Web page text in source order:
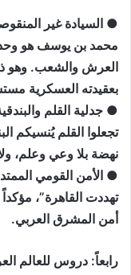
● السيادة غير
محمد بن يوسف هو وحدة
العرش والشعب. وهو
بعقيدته العسكرية
● جدلية القلم
تجعلوا القلم يُنسيكم
نهضة بلا وعي وعلم،
● الأمن القومي
تهددت القاهرة”،
أمن المشرق العربي.
رابعاً: دروس للعالم